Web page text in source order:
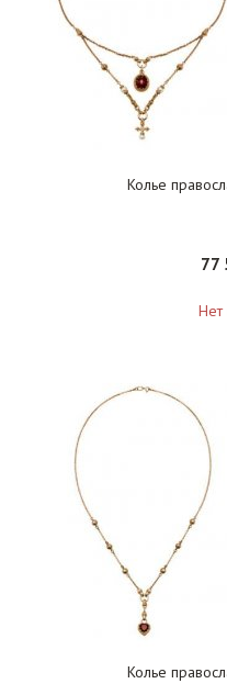
Колье
77
Нет
Колье